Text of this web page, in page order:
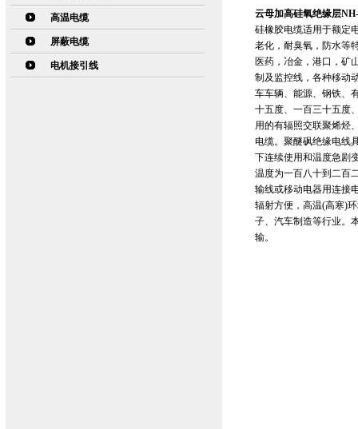
高温电缆
屏蔽电缆
电机接引线
云母加高硅氧绝缘层
硅橡胶电缆适用于额定
老化，耐臭氧，防水等
医药，冶金，港口，矿
制及监控线，各种移动
车车辆、能源、钢铁、
十五度、一百三十五度
用的有辐照交联聚烯烃
电缆。聚醚砜绝缘电线
下连续使用和温度急剧
温度为一百八十到二百
输线或移动电器用连接
辐射方便，高温(高寒)
子、汽车制造等行业。
输。